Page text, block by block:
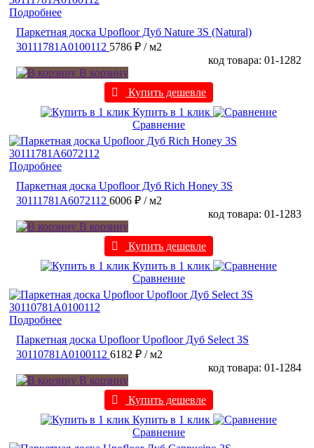
Подробнее
Паркетная доска Upofloor Дуб Nature 3S (Natural)
30111781A0100112 5786 ₽ / м2
код товара: 01-1282
В корзину
Купить дешевле
Купить в 1 клик
Сравнение
Подробнее
Паркетная доска Upofloor Дуб Rich Honey 3S
30111781A6072112 6006 ₽ / м2
код товара: 01-1283
В корзину
Купить дешевле
Купить в 1 клик
Сравнение
Подробнее
Паркетная доска Upofloor Upofloor Дуб Select 3S
30110781A0100112 6182 ₽ / м2
код товара: 01-1284
В корзину
Купить дешевле
Купить в 1 клик
Сравнение